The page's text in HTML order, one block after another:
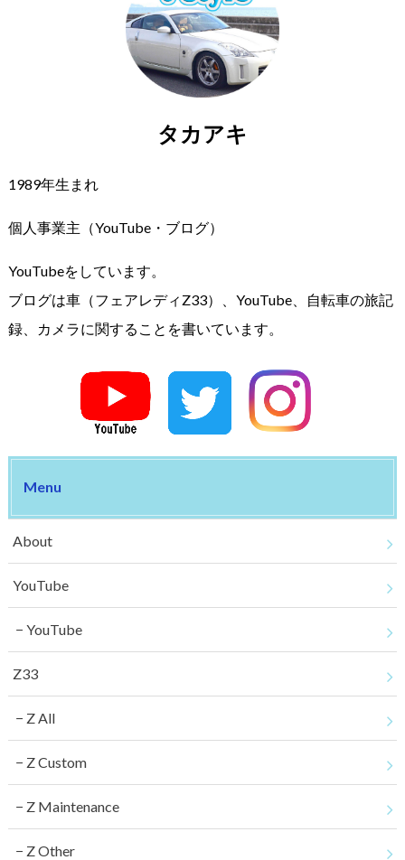
タカアキ
1989年生まれ
個人事業主（YouTube・ブログ）
YouTubeをしています。
ブログは車（フェアレディZ33）、YouTube、自転車の旅記
録、カメラに関することを書いています。
Menu
About
YouTube
YouTube
Z33
Z All
Z Custom
Z Maintenance
Z Other